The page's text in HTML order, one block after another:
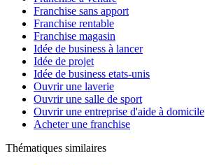
Franchise sans apport
Franchise rentable
Franchise magasin
Idée de business à lancer
Idée de projet
Idée de business etats-unis
Ouvrir une laverie
Ouvrir une salle de sport
Ouvrir une entreprise d'aide à domicile
Acheter une franchise
Thématiques similaires